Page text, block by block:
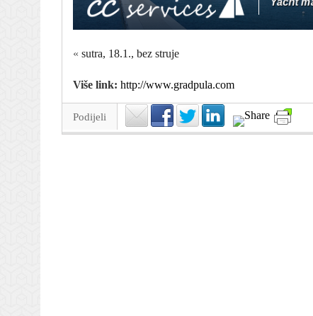
« sutra, 18.1., bez struje
Više link: http://www.gradpula.com
Podijeli